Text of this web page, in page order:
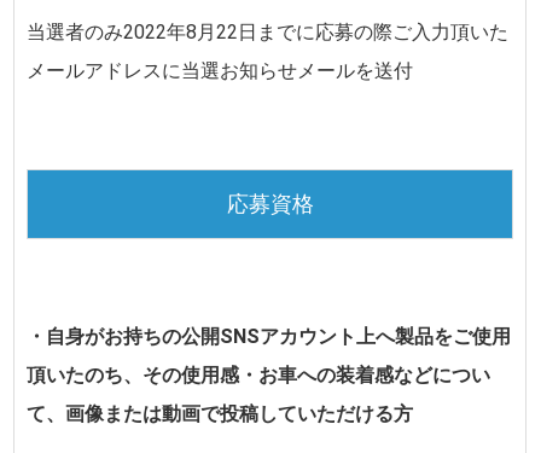
当選者のみ2022年8月22日までに応募の際ご入力頂いた
メールアドレスに当選お知らせメールを送付
応募資格
・自身がお持ちの公開SNSアカウント上へ製品をご使用
頂いたのち、その使用感・お車への装着感などについ
て、画像または動画で投稿していただける方